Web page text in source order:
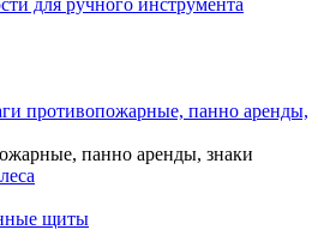
для ручного инструмента
противопожарные, панно аренды,
панно аренды, знаки
щиты